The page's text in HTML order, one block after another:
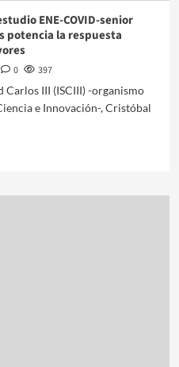
ENE-COVID-senior
potencia la respuesta
0
397
III (ISCIII) -organismo
e Innovación-, Cristóbal